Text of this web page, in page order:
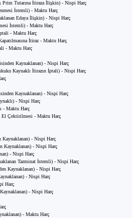
Tutarına İtiraza İlişkin) - Nispi Harç
İstemli) - Maktu Harç
Edaya İlişkin) - Nispi Harç
İstemli) - Maktu Harç
- Maktu Harç
İtiraz - Maktu Harç
- Maktu Harç
Kaynaklanan) - Nispi Harç
Kaynaklı İtirazın İptali) - Nispi Harç
Kaynaklanan) - Nispi Harç
- Nispi Harç
- Maktu Harç
El Çektirilmesi - Maktu Harç
Kaynaklanan) - Nispi Harç
Kaynaklanan) - Nispi Harç
- Nispi Harç
Tazminat İstemli) - Nispi Harç
Kaynaklanan) - Nispi Harç
- Nispi Harç
Harç
- Nispi Harç
- Maktu Harç